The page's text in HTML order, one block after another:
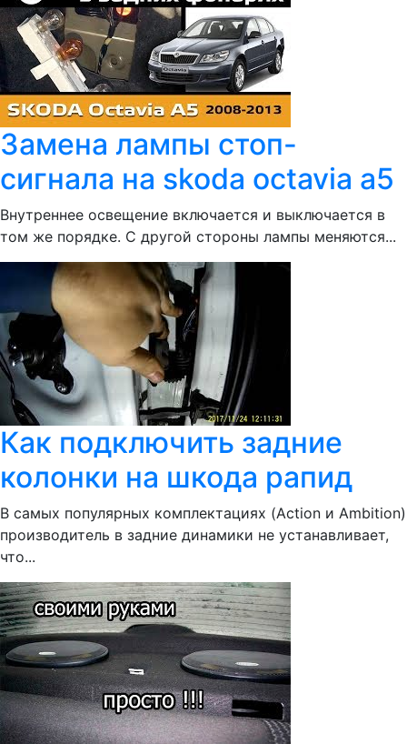
Замена лампы стоп-
сигнала на skoda octavia a5
Внутреннее освещение включается и выключается в
том же порядке. С другой стороны лампы меняются...
Как подключить задние
колонки на шкода рапид
В самых популярных комплектациях (Action и Ambition)
производитель в задние динамики не устанавливает,
что...